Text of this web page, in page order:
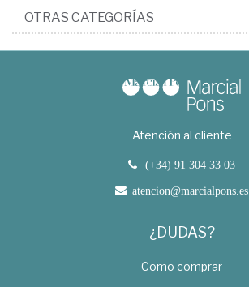
OTRAS CATEGORÍAS
Atención al cliente
(+34) 91 304 33 03
atencion@marcialpons.es
¿DUDAS?
Como comprar